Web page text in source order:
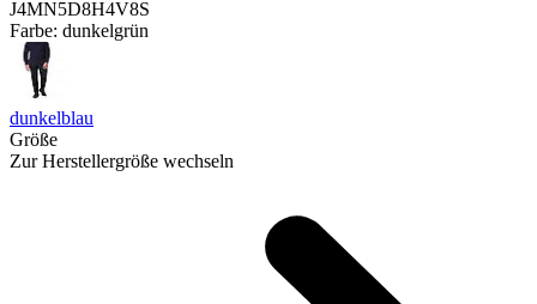
J4MN5D8H4V8S
Farbe: dunkelgrün
dunkelblau
Größe
Zur Herstellergröße wechseln